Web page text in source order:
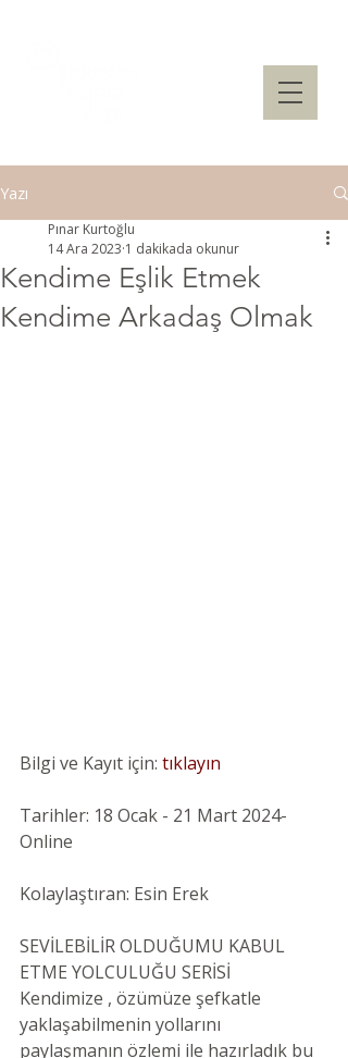
Yazı
Kendime Eşlik Etmek
Kendime Arkadaş Olmak
Pınar Kurtoğlu
14 Ara 2023 1 dakikada okunur
Bilgi ve Kayıt için: tıklayın
Tarihler: 18 Ocak - 21 Mart 2024-
Online
Kolaylaştıran: Esin Erek
SEVİLEBİLİR OLDUĞUMU KABUL
ETME YOLCULUĞU SERİSİ
Kendimize , özümüze şefkatle
yaklaşabilmenin yollarını
paylaşmanın özlemi ile hazırladık bu